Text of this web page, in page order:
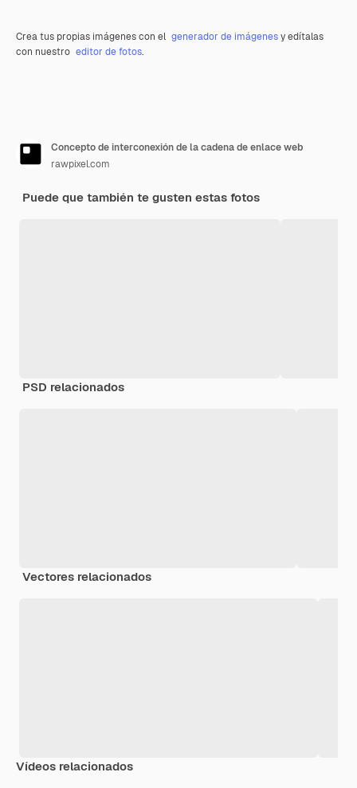
Crea tus propias imágenes con el generador de imágenesy edítalas
con nuestro editor de fotos.
Concepto de interconexión de la cadena de enlace web
rawpixel.com
Puede que también te gusten estas fotos
PSD relacionados
Vectores relacionados
Vídeos relacionados